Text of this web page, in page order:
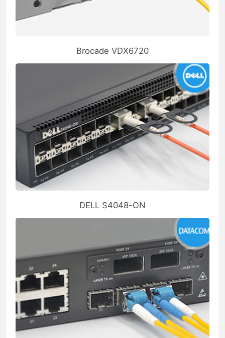
Brocade VDX6720
DELL S4048-ON